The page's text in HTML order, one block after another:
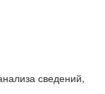
сведений,